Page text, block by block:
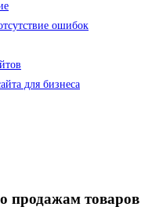
ошибок
для бизнеса
продажам товаров